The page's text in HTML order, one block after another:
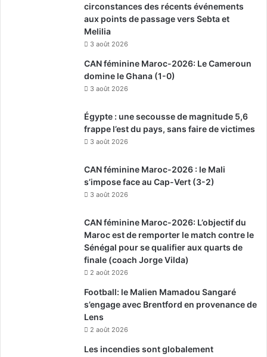
circonstances des récents événements
aux points de passage vers Sebta et
Melilia
3 août 2026
CAN féminine Maroc-2026: Le Cameroun
domine le Ghana (1-0)
3 août 2026
Égypte : une secousse de magnitude 5,6
frappe l’est du pays, sans faire de victimes
3 août 2026
CAN féminine Maroc-2026 : le Mali
s’impose face au Cap-Vert (3-2)
3 août 2026
CAN féminine Maroc-2026: L’objectif du
Maroc est de remporter le match contre le
Sénégal pour se qualifier aux quarts de
finale (coach Jorge Vilda)
2 août 2026
Football: le Malien Mamadou Sangaré
s’engage avec Brentford en provenance de
Lens
2 août 2026
Les incendies sont globalement